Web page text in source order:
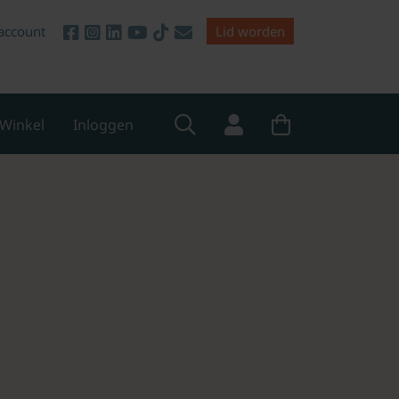
Lid worden
Winkel Inloggen